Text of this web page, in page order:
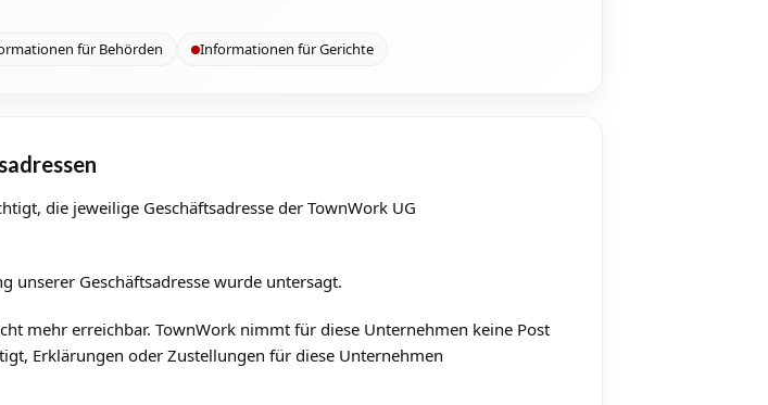
für Behörden Informationen für Gerichte
die jeweilige Geschäftsadresse der TownWork UG
unserer Geschäftsadresse wurde untersagt.
mehr erreichbar. TownWork nimmt für diese Unternehmen keine Post
Erklärungen oder Zustellungen für diese Unternehmen